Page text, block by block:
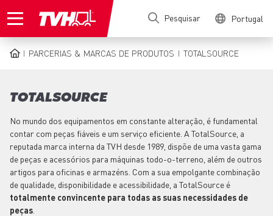
para
principal
Pesquisar Portugal
PARCERIAS & MARCAS DE PRODUTOS TOTALSOURCE
TOTALSOURCE
No mundo dos equipamentos em constante alteração, é fundamental
contar com peças fiáveis e um serviço eficiente. A TotalSource, a
reputada marca interna da TVH desde 1989, dispõe de uma vasta gama
de peças e acessórios para máquinas todo-o-terreno, além de outros
artigos para oficinas e armazéns. Com a sua empolgante combinação
de qualidade, disponibilidade e acessibilidade, a TotalSource é
totalmente convincente para todas as suas necessidades de
peças